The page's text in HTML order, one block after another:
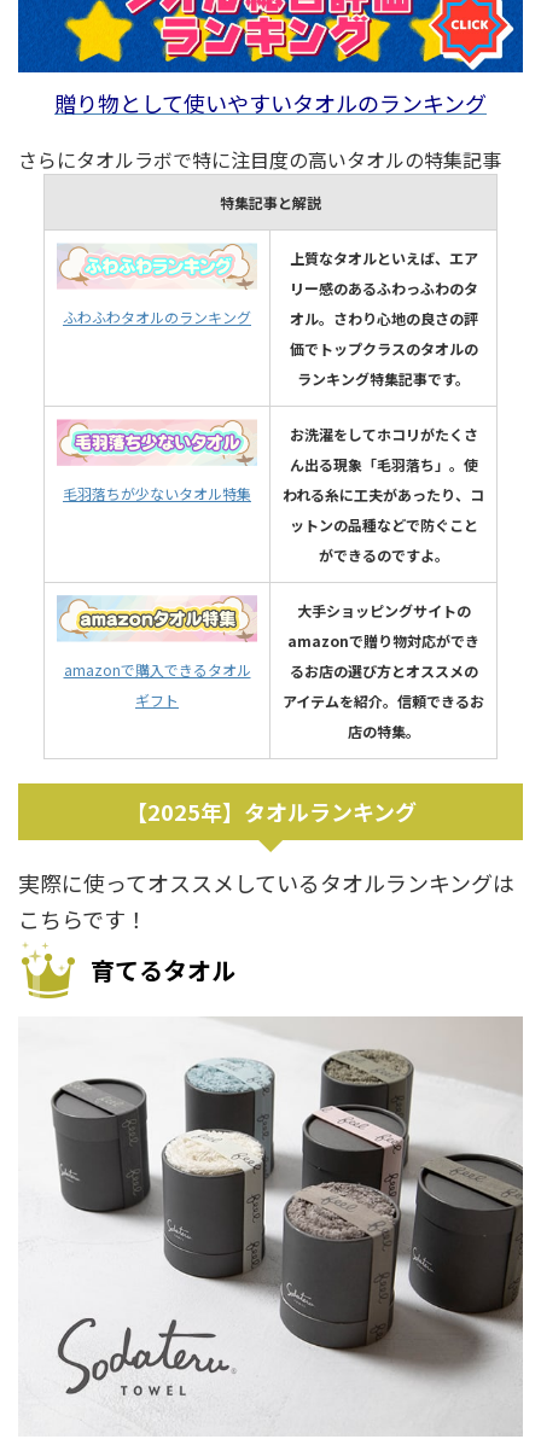
贈り物として使いやすいタオルのランキング
さらにタオルラボで特に注目度の高いタオルの特集記事
特集記事と解説
ふわふわタオルのランキング
上質なタオルといえば、エア
リー感のあるふわっふわのタ
オル。さわり心地の良さの評
価でトップクラスのタオルの
ランキング特集記事です。
毛羽落ちが少ないタオル特集
お洗濯をしてホコリがたくさ
ん出る現象「毛羽落ち」。使
われる糸に工夫があったり、コ
ットンの品種などで防ぐこと
ができるのですよ。
amazonで購入できるタオル
ギフト
大手ショッピングサイトの
amazonで贈り物対応ができ
るお店の選び方とオススメの
アイテムを紹介。信頼できるお
店の特集。
【2025年】タオルランキング
実際に使ってオススメしているタオルランキングは
こちらです！
育てるタオル